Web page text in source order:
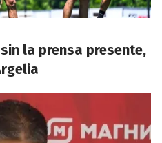
la prensa presente,